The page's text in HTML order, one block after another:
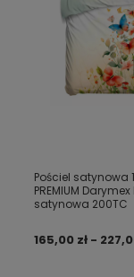
Pościel satynowa
PREMIUM
satynowa 200TC
165,00 zł -